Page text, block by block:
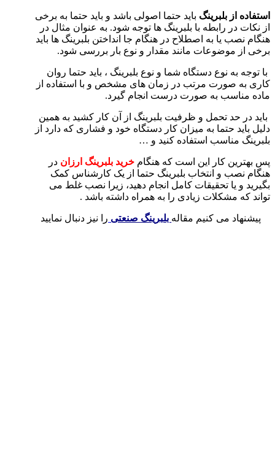
استفاده از بلبرینگ باید حتما اصولی باشد و باید حتما به برخی
از نکات در رابطه با بلبرینگ ها توجه شود. به عنوان مثال در
هنگام نصب یا به اصطلاح در هنگام جا انداختن بلبرینگ ها باید
برخی از موضوعات مانند مقدار و نوع بار بررسی شود.
با توجه به نوع دستگاه شما و نوع بلبرینگ ، باید حتما روان
کاری به صورت مرتب در زمان های مشخص و با استفاده از
ماده مناسب به صورت درست انجام گیرد.
باید در حد تحمل و ظرفیت بلبرینگ از آن کار کشید به همین
دلیل باید حتما به میزان کار دستگاه خود و فشاری که دارد از
بلبرینگ مناسب استفاده کنید و …
پس بهترین کار این است که هنگام خرید بلبرینگ ارزان در
هنگام نصب و انتخاب بلبرینگ حتما از یک کارشناس کمک
بگیرید و یا تحقیقات کامل انجام دهید، زیرا نصب غلط می
تواند که مشکلات زیادی را به همراه داشته باشد .
پیشنهاد می کنیم مقاله بلبرینگ صنعتی را نیز دنبال نمایید